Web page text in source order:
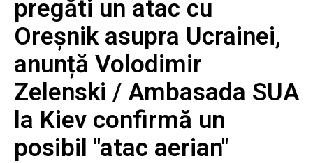
pregăti un atac cu
Oreșnik asupra Ucrainei,
anunță Volodimir
Zelenski / Ambasada SUA
la Kiev confirmă un
posibil "atac aerian"